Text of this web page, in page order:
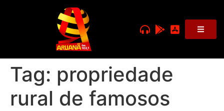
Tag: propriedade
rural de famosos